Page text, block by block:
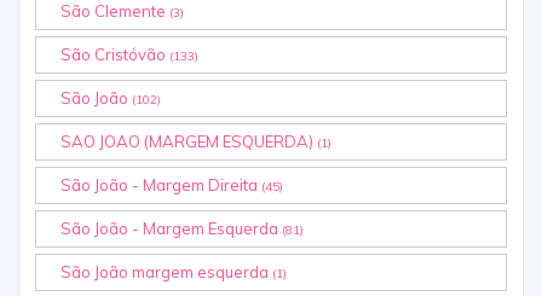
São Clemente (3)
São Cristóvão (133)
São João (102)
SAO JOAO (MARGEM ESQUERDA) (1)
São João - Margem Direita (45)
São João - Margem Esquerda (81)
São João margem esquerda (1)